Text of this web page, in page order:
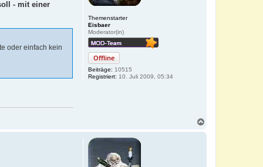
Themenstarter
Eisbaer
Moderator(in)
Offline
Beiträge: 10515
Registriert: 10. Juli 2009, 05:34
- mit einer
oder einfach kein